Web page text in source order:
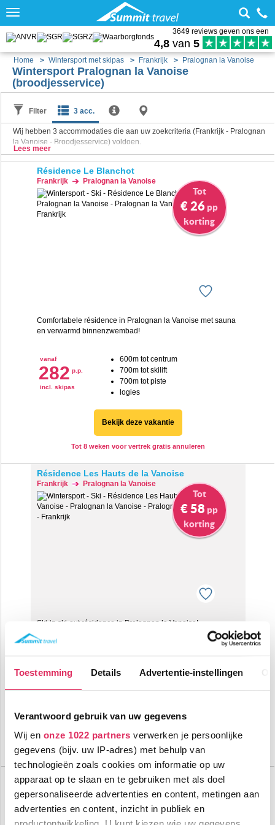
Toestemming Details Advertentie-instellingen
Verantwoord gebruik van uw gegevens
Wij en onze 1022 partners verwerken je persoonlijke
gegevens (bijv. uw IP-adres) met behulp van
technologieën zoals cookies om informatie op uw
apparaat op te slaan en te gebruiken met als doel
gepersonaliseerde advertenties en content, metingen aan
advertenties en content, inzicht in publiek en
Toggle
3649 reviews geven ons een
4,8 van 5
Home Wintersport met skipas Frankrijk Pralognan la Vanoise
Wintersport Pralognan la Vanoise
(broodjesservice)
Filter 3 acc.
Wij hebben 3 accommodaties die aan uw zoekcriteria (Frankrijk - Pralognan
la Vanoise - Broodjesservice) voldoen.
Lees meer
Résidence Le Blanchot
Frankrijk Pralognan la Vanoise
Tot
€ 26 pp
korting
Comfortabele résidence in Pralognan la Vanoise met sauna
en verwarmd binnenzwembad!
vanaf
282 p.p.
incl. skipas
600m tot centrum
700m tot skilift
700m tot piste
logies
Bekijk deze vakantie
Tot 8 weken voor vertrek gratis annuleren
Résidence Les Hauts de la Vanoise
Frankrijk Pralognan la Vanoise
Tot
€ 58 pp
korting
Ski-in ski-out résidence in Pralognan la Vanoise!
326 p.p.
incl. skipas
200m tot skilift
8,0
Tot 10 weken voor vertrek gratis annuleren
Résidence Les Jardins de la Vanoise
Frankrijk Pralognan la Vanoise
Tot
€ 283